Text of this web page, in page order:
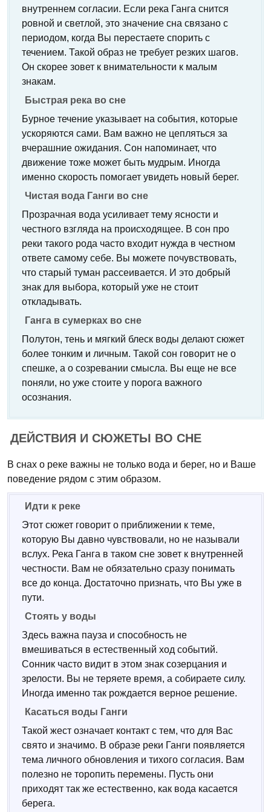
внутреннем согласии. Если река Ганга снится
ровной и светлой, это значение сна связано с
периодом, когда Вы перестаете спорить с
течением. Такой образ не требует резких шагов.
Он скорее зовет к внимательности к малым
знакам.
Быстрая река во сне
Бурное течение указывает на события, которые
ускоряются сами. Вам важно не цепляться за
вчерашние ожидания. Сон напоминает, что
движение тоже может быть мудрым. Иногда
именно скорость помогает увидеть новый берег.
Чистая вода Ганги во сне
Прозрачная вода усиливает тему ясности и
честного взгляда на происходящее. В сон про
реки такого рода часто входит нужда в честном
ответе самому себе. Вы можете почувствовать,
что старый туман рассеивается. И это добрый
знак для выбора, который уже не стоит
откладывать.
Ганга в сумерках во сне
Полутон, тень и мягкий блеск воды делают сюжет
более тонким и личным. Такой сон говорит не о
спешке, а о созревании смысла. Вы еще не все
поняли, но уже стоите у порога важного
осознания.
ДЕЙСТВИЯ И СЮЖЕТЫ ВО СНЕ
В снах о реке важны не только вода и берег, но и Ваше
поведение рядом с этим образом.
Идти к реке
Этот сюжет говорит о приближении к теме,
которую Вы давно чувствовали, но не называли
вслух. Река Ганга в таком сне зовет к внутренней
честности. Вам не обязательно сразу понимать
все до конца. Достаточно признать, что Вы уже в
пути.
Стоять у воды
Здесь важна пауза и способность не
вмешиваться в естественный ход событий.
Сонник часто видит в этом знак созерцания и
зрелости. Вы не теряете время, а собираете силу.
Иногда именно так рождается верное решение.
Касаться воды Ганги
Такой жест означает контакт с тем, что для Вас
свято и значимо. В образе реки Ганги появляется
тема личного обновления и тихого согласия. Вам
полезно не торопить перемены. Пусть они
приходят так же естественно, как вода касается
берега.